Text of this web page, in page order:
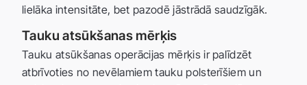
lielāka intensitāte, bet pazodē jāstrādā saudzīgāk.
Tauku atsūkšanas mērķis
Tauku atsūkšanas operācijas mērķis ir palīdzēt
atbrīvoties no nevēlamiem tauku polsterīšiem un